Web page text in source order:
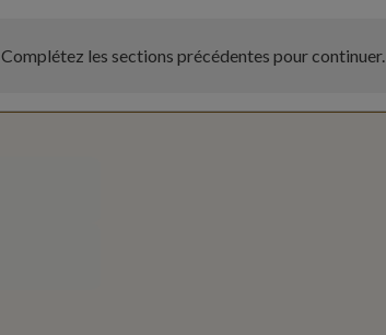
Complétez les sections précédentes pour continuer.